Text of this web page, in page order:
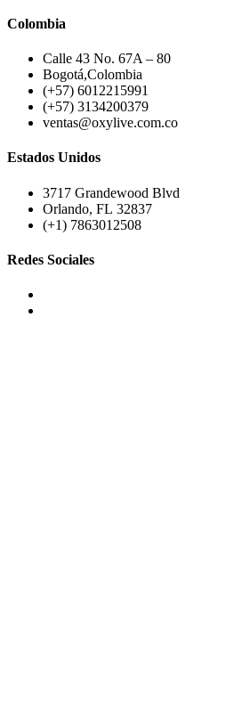
Colombia
Calle 43 No. 67A – 80
Bogotá,Colombia
(+57) 6012215991
(+57) 3134200379
ventas@oxylive.com.co
Estados Unidos
3717 Grandewood Blvd
Orlando, FL 32837
(+1) 7863012508
Redes Sociales